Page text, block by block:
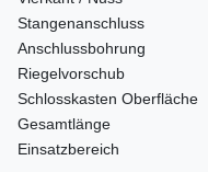
Stangenanschluss
Anschlussbohrung
Riegelvorschub
Schlosskasten Oberfläche
Gesamtlänge
Einsatzbereich